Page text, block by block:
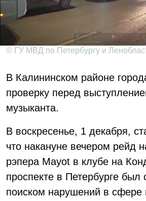
© ГУ МВД по Петербургу и
В Калининском районе
проверку перед
музыканта.
В воскресенье, 1 декабря,
что накануне вечером рейд
рэпера Mayot в клубе на
проспекте в Петербурге был
поиском нарушений в сфере